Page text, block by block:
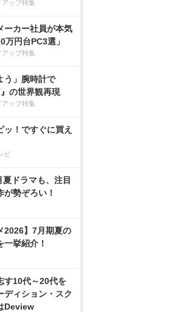
アップ特集
ーカー社員が本気
万円台PC3選」
アップ特集
う」腕時計で
』の世界観再現
アップ特集
ッ！ですぐに買え
ピ
ドラマも、注目
が勢ぞろい！
2026】7月期夏の
一挙紹介！
す10代～20代を
ディション・スク
Deview